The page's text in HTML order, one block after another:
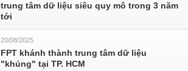
trung tâm dữ liệu siêu quy mô trong 3 năm
tới
20/08/2025
FPT khánh thành trung tâm dữ liệu
"khủng" tại TP. HCM